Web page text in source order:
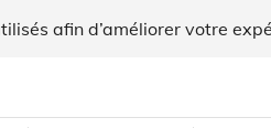
afin d’améliorer votre